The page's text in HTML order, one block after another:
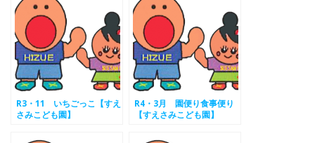
R3・11 いちごっこ【すえ
さみこども園】
R4・3月 園便り食事便り
【すえさみこども園】